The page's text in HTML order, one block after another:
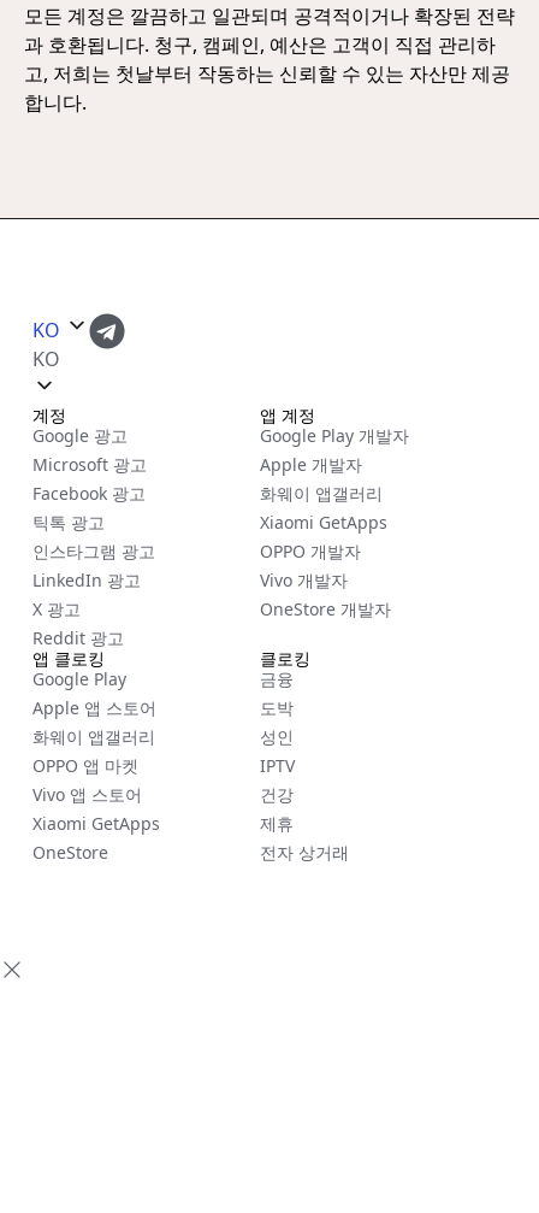
모든 계정은 깔끔하고 일관되며 공격적이거나 확장된 전략
과 호환됩니다. 청구, 캠페인, 예산은 고객이 직접 관리하
고, 저희는 첫날부터 작동하는 신뢰할 수 있는 자산만 제공
합니다.
KO
KO
계정
Google 광고
Microsoft 광고
Facebook 광고
틱톡 광고
인스타그램 광고
LinkedIn 광고
X 광고
Reddit 광고
클로킹
금융
도박
성인
IPTV
건강
제휴
전자 상거래
앱 계정
Google Play 개발자
Apple 개발자
화웨이 앱갤러리
Xiaomi GetApps
OPPO 개발자
Vivo 개발자
OneStore 개발자
앱 클로킹
Google Play
Apple 앱 스토어
화웨이 앱갤러리
OPPO 앱 마켓
Vivo 앱 스토어
Xiaomi GetApps
OneStore